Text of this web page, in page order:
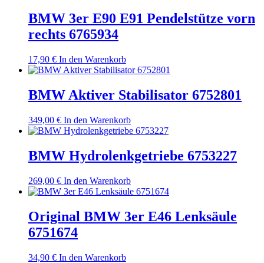
BMW 3er E90 E91 Pendelstütze vorn
rechts 6765934
17,90 € In den Warenkorb
BMW Aktiver Stabilisator 6752801
349,00 € In den Warenkorb
BMW Hydrolenkgetriebe 6753227
269,00 € In den Warenkorb
Original BMW 3er E46 Lenksäule
6751674
34,90 € In den Warenkorb